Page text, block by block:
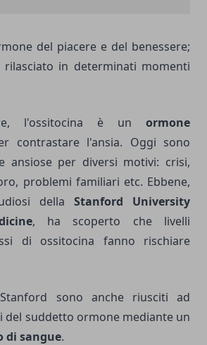
del piacere e del benessere;
rilasciato in determinati momenti
l'ossitocina è un ormone
contrastare l'ansia. Oggi sono
ansiose per diversi motivi: crisi,
problemi familiari etc. Ebbene,
della Stanford University
, ha scoperto che livelli
di ossitocina fanno rischiare
sono anche riusciti ad
del suddetto ormone mediante un
di sangue.